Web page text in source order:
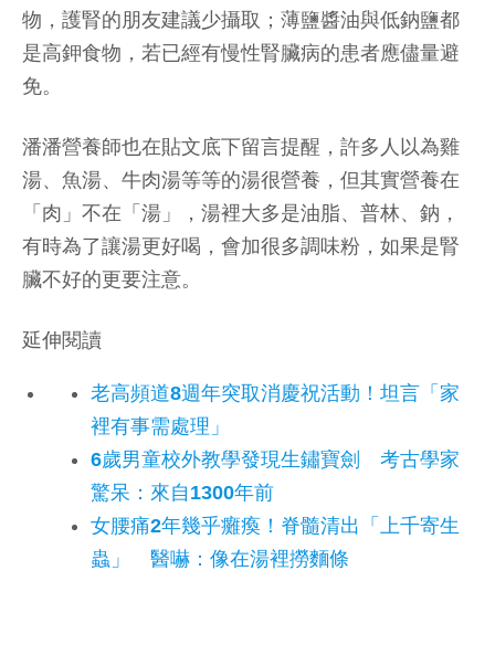
物，護腎的朋友建議少攝取；薄鹽醬油與低鈉鹽都
是高鉀食物，若已經有慢性腎臟病的患者應儘量避
免。
潘潘營養師也在貼文底下留言提醒，許多人以為雞
湯、魚湯、牛肉湯等等的湯很營養，但其實營養在
「肉」不在「湯」，湯裡大多是油脂、普林、鈉，
有時為了讓湯更好喝，會加很多調味粉，如果是腎
臟不好的更要注意。
延伸閱讀
老高頻道8週年突取消慶祝活動！坦言「家
裡有事需處理」
6歲男童校外教學發現生鏽寶劍 考古學家
驚呆：來自1300年前
女腰痛2年幾乎癱瘓！脊髓清出「上千寄生
蟲」 醫嚇：像在湯裡撈麵條